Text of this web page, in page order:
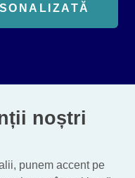
noștri
punem accent pe